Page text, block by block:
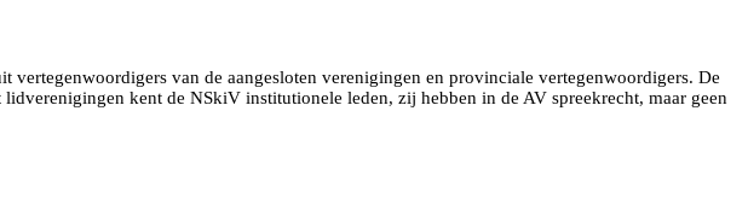
van de aangesloten verenigingen en provinciale vertegenwoordigers. De
kent de NSkiV institutionele leden, zij hebben in de AV spreekrecht, maar geen